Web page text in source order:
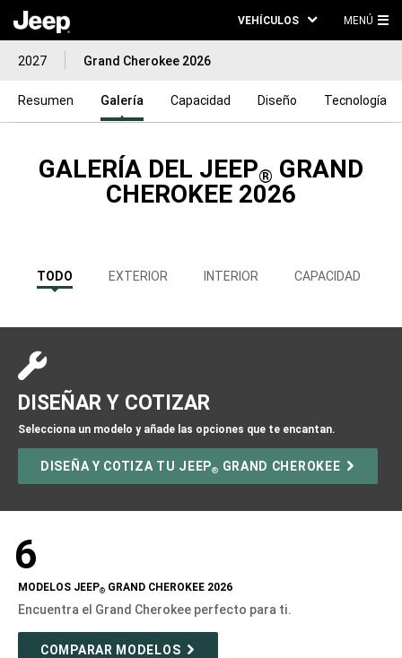
VEHÍCULOS MENÚ
2027 Grand Cherokee 2026
Resumen Galería Capacidad Diseño Tecnología
GALERÍA DEL JEEP® GRAND
CHEROKEE 2026
TODO EXTERIOR INTERIOR CAPACIDAD
DISEÑAR Y COTIZAR
Selecciona un modelo y añade las opciones que te encantan.
DISEÑA Y COTIZA TU JEEP® GRAND CHEROKEE
6
MODELOS JEEP® GRAND CHEROKEE 2026
Encuentra el Grand Cherokee perfecto para ti.
COMPARAR MODELOS